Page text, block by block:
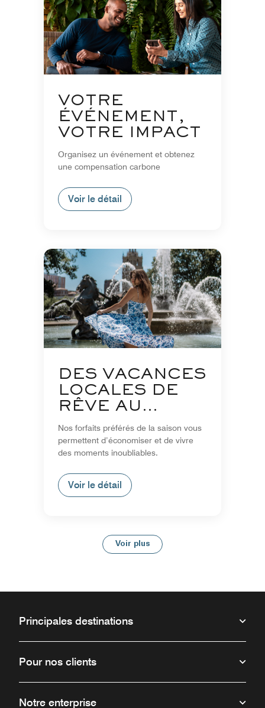
VOTRE
ÉVÉNEMENT,
VOTRE IMPACT
Organisez un événement et obtenez
une compensation carbone
Voir le détail
DES VACANCES
LOCALES DE
RÊVE AU
CANADA
Nos forfaits préférés de la saison vous
permettent d’économiser et de vivre
des moments inoubliables.
Voir le détail
Voir plus
Principales destinations
Pour nos clients
Notre enterprise